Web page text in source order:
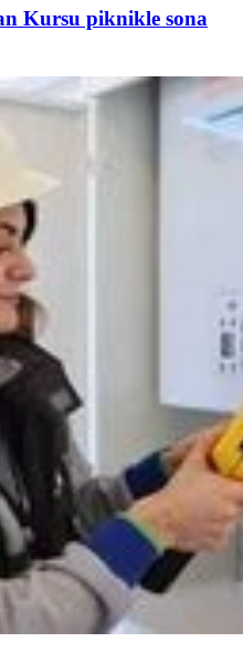
Kursu piknikle sona